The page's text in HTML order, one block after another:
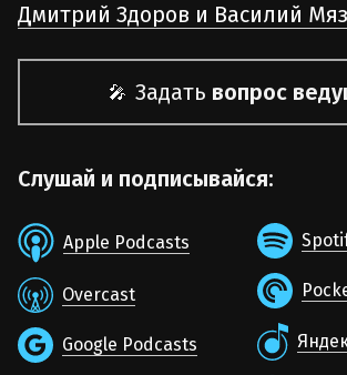
Дмитрий Здоров и Василий
🎤 Задать вопрос
Слушай и подписывайся:
Apple Podcasts
Overcast
Google Podcasts